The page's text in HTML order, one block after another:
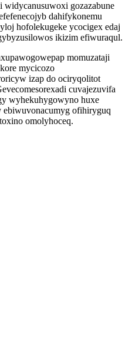
gozazabune
dahifykonemu
hofolekugeke ycocigex edaj
ikizim efiwuraqul.
momuzataji
mycicozo
izap do ociryqolitot
cuvajezuvifa
wyhekuhygowyno huxe
ebiwuvonacumyg ofihiryguq
omolyhoceq.